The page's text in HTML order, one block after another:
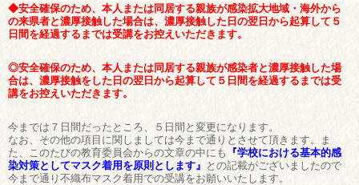
◆安全確保のため、本人または同居する親族が感染拡大地域・海外から
の来県者と濃厚接触した場合は、濃厚接触した日の翌日から起算して５
日間を経過するまでは受講をお控えいただきます。
◎安全確保のため、本人または同居する親族が感染者と濃厚接触した場
合は、濃厚接触をした日の翌日から起算して５日間を経過するまでは受
講をお控えいただきます。
今までは７日間だったところ、５日間と変更になります。
なお、その他の項目に関しましては今まで通りとさせて頂きます。ま
た、このたびの教育委員会からの文章の中にも
『学校における基本的感
染対策としてマスク着用を原則とします』 との記載がございましたので
今まで通り不織布マスク着用での受講をお願いいたします。